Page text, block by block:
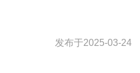
发布于2025-03-24